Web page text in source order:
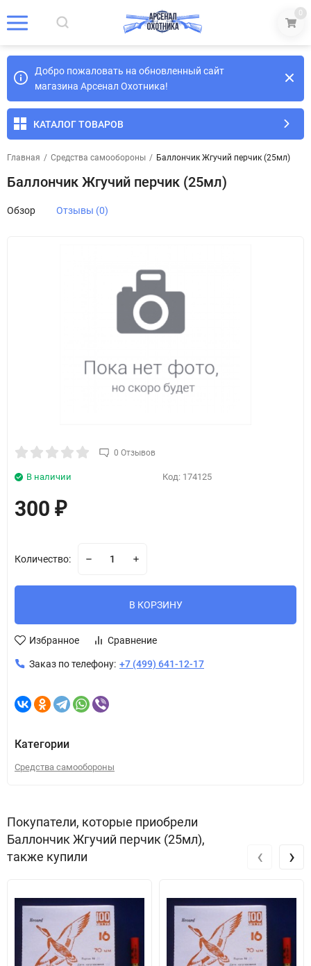
0
Добро пожаловать на обновленный сайт
магазина Арсенал Охотника!
КАТАЛОГ ТОВАРОВ
Главная / Средства самообороны / Баллончик Жгучий перчик (25мл)
Баллончик Жгучий перчик (25мл)
Обзор Отзывы (0)
0 Отзывов
Код: 174125
В наличии
300 ₽
Количество:
В КОРЗИНУ
Избранное Сравнение
Заказ по телефону: +7 (499) 641-12-17
Категории
Средства самообороны
Покупатели, которые приобрели
Баллончик Жгучий перчик (25мл),
также купили
‹ ›